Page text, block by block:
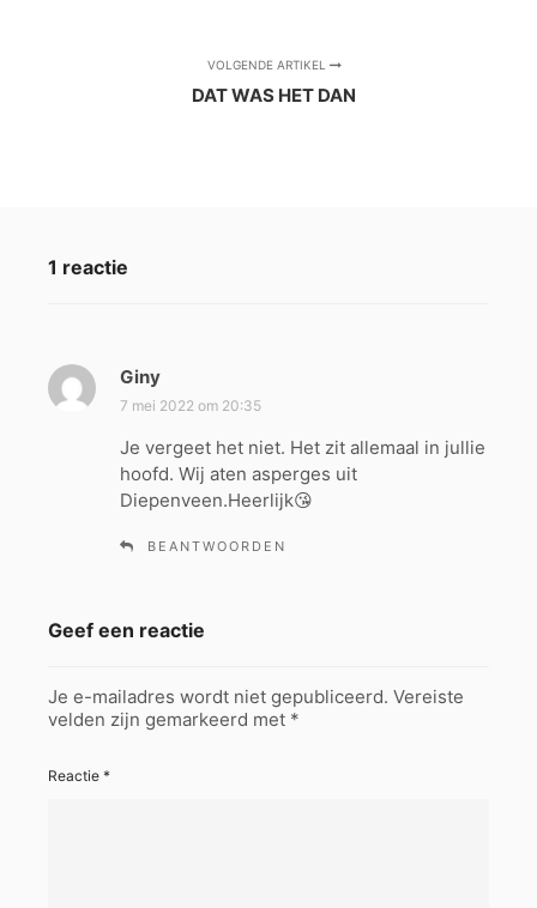
VOLGENDE ARTIKEL
DAT WAS HET DAN
1 reactie
Giny
c
r
e
e
7 mei 2022 om 20:35
Je vergeet het niet. Het zit allemaal in jullie
hoofd. Wij aten asperges uit
Diepenveen.Heerlijk😘
BEANTWOORDEN
Geef een reactie
Je e-mailadres wordt niet gepubliceerd. Vereiste
velden zijn gemarkeerd met *
Reactie *